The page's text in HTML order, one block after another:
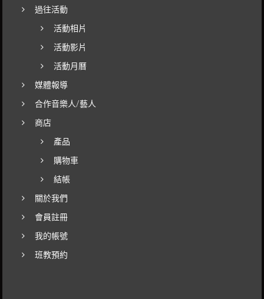
過往活動
活動相片
活動影片
活動月曆
媒體報導
合作音樂人/藝人
商店
產品
購物車
結帳
關於我們
會員註冊
我的帳號
班教預約